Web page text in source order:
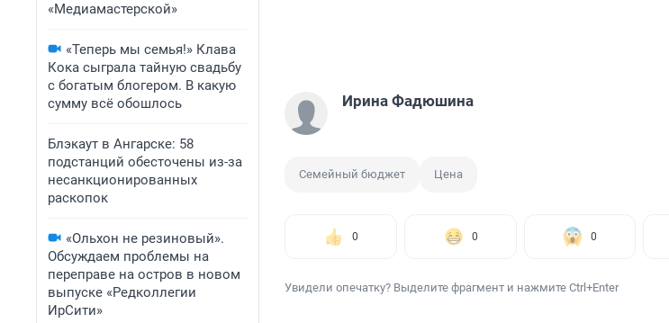
«Медиамастерской»
«Теперь мы семья!» Клава
Кока сыграла тайную свадьбу
с богатым блогером. В какую
сумму всё обошлось
Блэкаут в Ангарске: 58
подстанций обесточены из-за
несанкционированных
раскопок
«Ольхон не резиновый».
Обсуждаем проблемы на
переправе на остров в новом
выпуске «Редколлегии
ИрСити»
Ирина Фадюшина
Семейный бюджет Цена
0 0 0
Увидели опечатку? Выделите фрагмент и нажмите Ctrl+Enter